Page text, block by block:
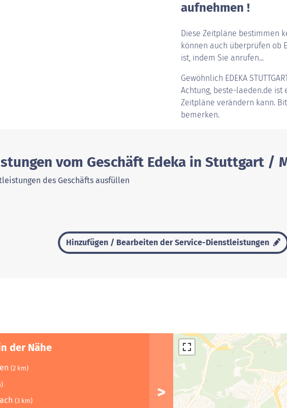
aufnehmen !
Diese Zeitpläne bestimmen
können auch überprüfen ob
ist, indem Sie anrufen...
Gewöhnlich EDEKA
Achtung, beste-laeden.de
Zeitpläne verändern kann.
bemerken.
vom Geschäft Edeka in Stuttgart /
des Geschäfts ausfüllen
Hinzufügen / Bearbeiten der Service-Dienstleistungen
der Nähe
(2 km)
(3 km)